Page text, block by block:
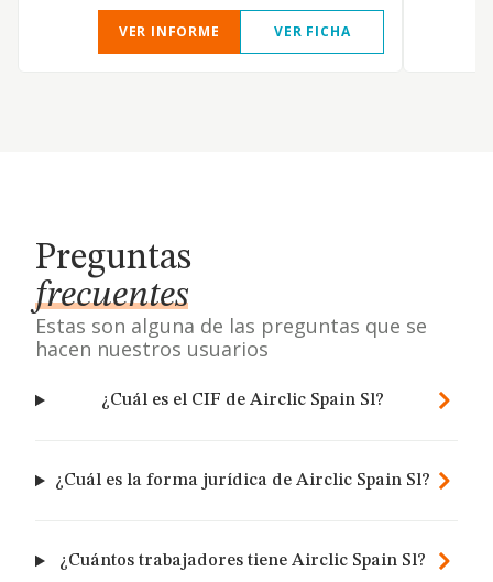
VER INFORME VER FICHA
Preguntas
frecuentes
Estas son alguna de las preguntas que se
hacen nuestros usuarios
¿Cuál es el CIF de Airclic Spain Sl?
¿Cuál es la forma jurídica de Airclic Spain Sl?
¿Cuántos trabajadores tiene Airclic Spain Sl?